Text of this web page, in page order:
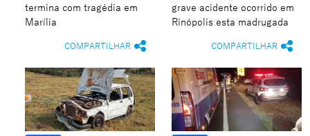
termina com tragédia em
Marília
COMPARTILHAR
grave acidente ocorrido em
Rinópolis esta madrugada
COMPARTILHAR